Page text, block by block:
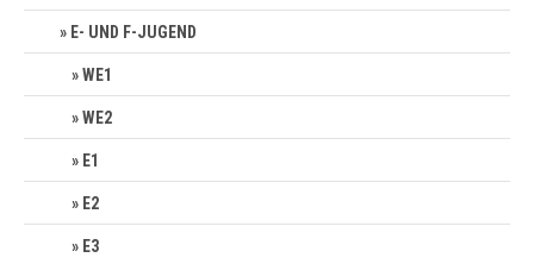
E- UND F-JUGEND
WE1
WE2
E1
E2
E3